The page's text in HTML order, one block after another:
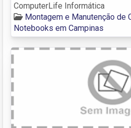
ComputerLife Informática
Montagem e Manutenção de
Notebooks em Campinas